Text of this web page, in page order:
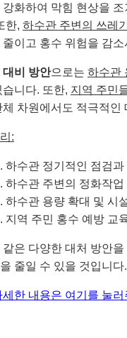
강화하여 막힘 현상을
한, 하수관 주변의 쓰레
줄이고 홍수 위험을 감
대비 방안으로는 하수관
습니다. 또한, 지역 주민
체 차원에서도 적극적인
:
하수관 정기적인 점검
하수관 주변의 정화작업
하수관 용량 확대 및 시
지역 주민 홍수 예방 교
같은 다양한 대처 방안
줄일 수 있을 것입니다.
세한 내용은 여기를 눌러